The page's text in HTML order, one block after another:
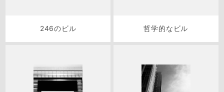
246のビル 哲学的なビル